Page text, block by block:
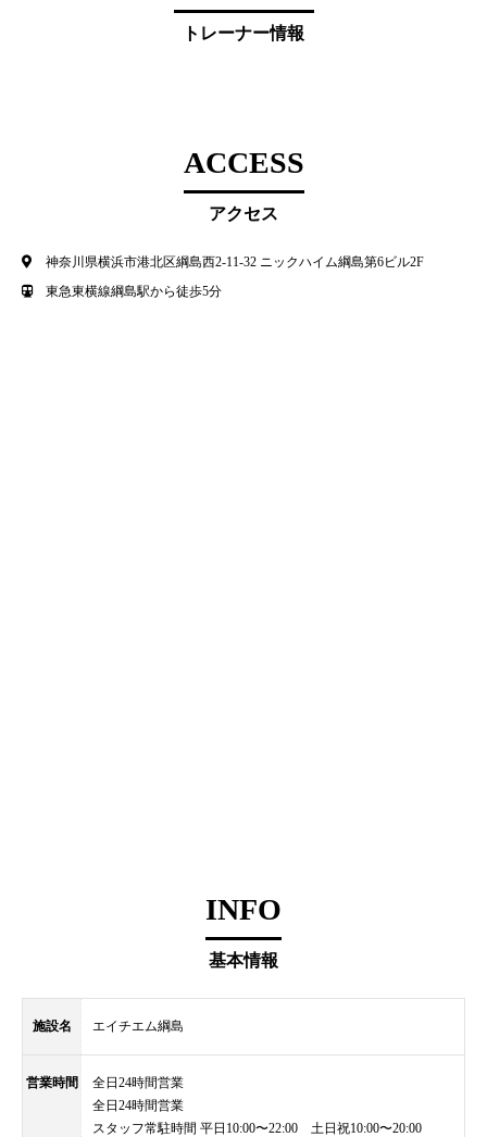
トレーナー情報
ACCESS
アクセス
神奈川県横浜市港北区綱島西2-11-32 ニックハイム綱島第6ビル2F
東急東横線綱島駅から徒歩5分
INFO
基本情報
施設名 エイチエム綱島
営業時間
全日24時間営業
全日24時間営業
スタッフ常駐時間 平日10:00〜22:00 土日祝10:00〜20:00